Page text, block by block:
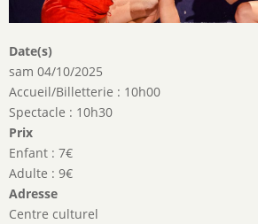
Date(s)
sam 04/10/2025
Accueil/Billetterie : 10h00
Spectacle : 10h30
Prix
Enfant : 7€
Adulte : 9€
Adresse
Centre culturel